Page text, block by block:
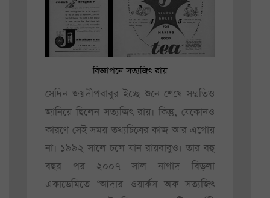
বিজ্ঞাপনে সত্যজিৎ রায়
সেদিন জয়দীপবাবুর ইচ্ছে শুনে শেষে সম্মতিও
জানিয়ে ছিলেন সত্যজিৎ রায়। কিন্তু, যেকোনও
কারণে সেই সময় তথ্যচিত্রের কাজ আর এগোয়
না। ১৯৯২ সালে চলে যান রায়বাবুও। তার বহু
বছর পর ২০০৭ সাল নাগাদ বিড়লা
একাডেমিতে ‘আদার ওয়ার্কস অফ সত্যজিৎ